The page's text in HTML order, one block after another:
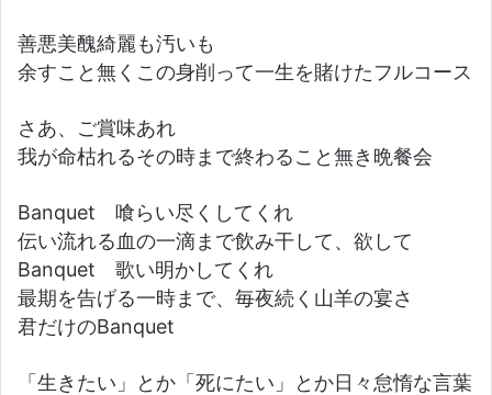
善悪美醜綺麗も汚いも
余すこと無くこの身削って一生を賭けたフルコース
さあ、ご賞味あれ
我が命枯れるその時まで終わること無き晩餐会
Banquet 喰らい尽くしてくれ
伝い流れる血の一滴まで飲み干して、欲して
Banquet 歌い明かしてくれ
最期を告げる一時まで、毎夜続く山羊の宴さ
君だけのBanquet
「生きたい」とか「死にたい」とか日々怠惰な言葉